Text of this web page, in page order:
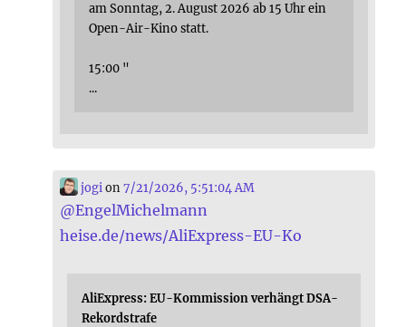
am Sonntag, 2. August 2026 ab 15 Uhr ein
Open-Air-Kino statt.
15:00 "
...
jogion7/21/2026, 5:51:04 AM
@EngelMichelmann
heise.de/news/AliExpress-EU-Ko
AliExpress: EU-Kommission verhängt DSA-
Rekordstrafe